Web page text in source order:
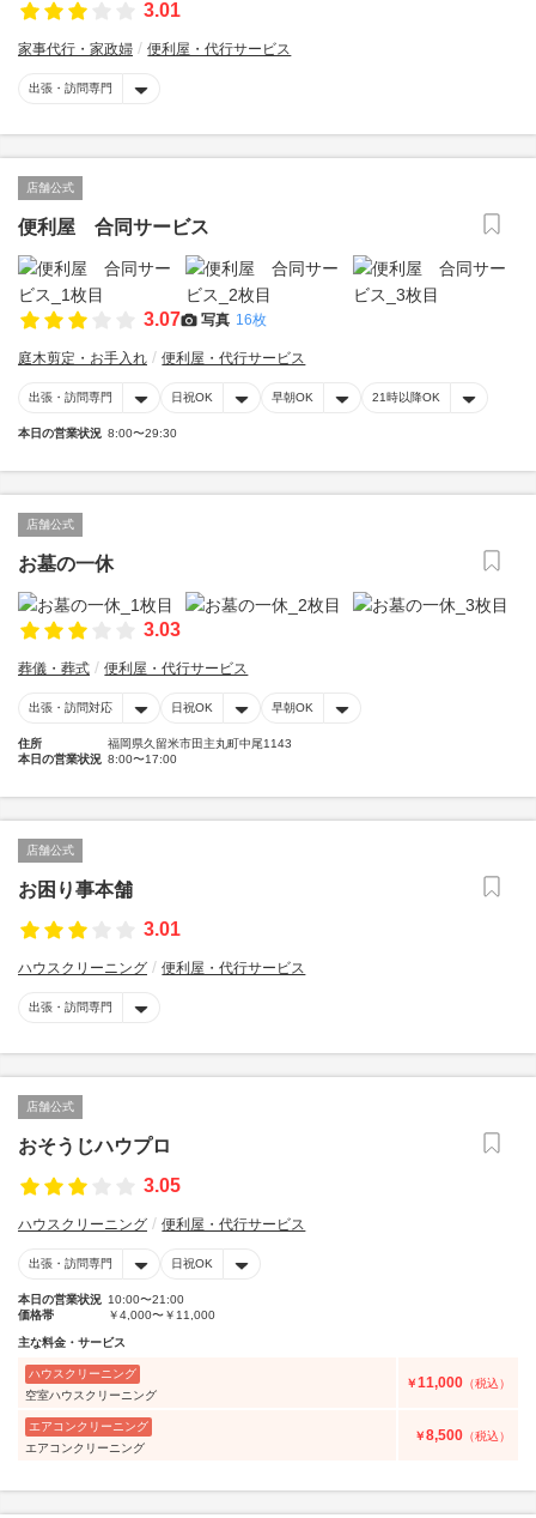
3.01
家事代行・家政婦 便利屋・代行サービス
出張・訪問専門
店舗公式
便利屋 合同サービス
3.07 写真 16枚
庭木剪定・お手入れ 便利屋・代行サービス
出張・訪問専門 日祝OK 早朝OK 21時以降OK
本日の営業状況 8:00〜29:30
店舗公式
お墓の一休
3.03
葬儀・葬式 便利屋・代行サービス
出張・訪問対応 日祝OK 早朝OK
住所
福岡県久留米市田主丸町中尾1143
本日の営業状況 8:00〜17:00
店舗公式
お困り事本舗
3.01
ハウスクリーニング 便利屋・代行サービス
出張・訪問専門
店舗公式
おそうじハウプロ
3.05
ハウスクリーニング 便利屋・代行サービス
出張・訪問専門 日祝OK
本日の営業状況 10:00〜21:00
価格帯
￥4,000〜￥11,000
主な料金・サービス
ハウスクリーニング
空室ハウスクリーニング
￥11,000 （税込）
エアコンクリーニング
エアコンクリーニング
￥8,500 （税込）